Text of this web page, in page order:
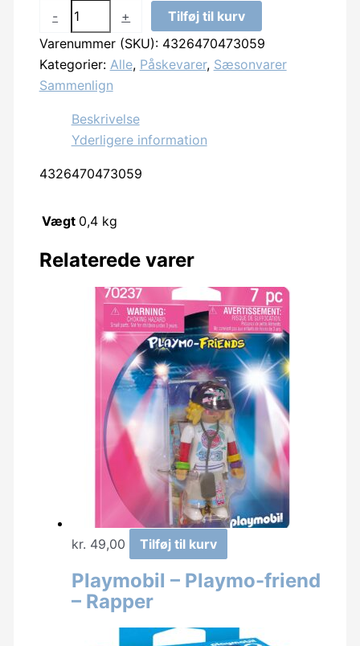
-
Melamin
Påsketallerken
21cm
fødevare
sikker
+
Tilføj til kurv
Varenummer (SKU): 4326470473059
Kategorier: Alle, Påskevarer, Sæsonvarer
Sammenlign
Beskrivelse
Yderligere information
4326470473059
Vægt 0,4 kg
Relaterede varer
kr. 49,00 Tilføj til kurv
Playmobil – Playmo-friend
– Rapper